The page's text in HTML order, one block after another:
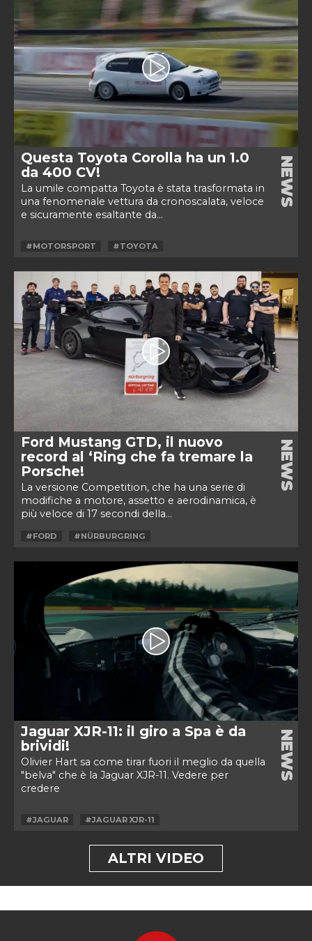
Questa Toyota Corolla ha un 1.0
da 400 CV!
La umile compatta Toyota è stata trasformata in
una fenomenale vettura da cronoscalata, veloce
e sicuramente esaltante da...
NEWS
#MOTORSPORT #TOYOTA
Ford Mustang GTD, il nuovo
record al ‘Ring che fa tremare la
Porsche!
La versione Competition, che ha una serie di
modifiche a motore, assetto e aerodinamica, è
più veloce di 17 secondi della...
NEWS
#FORD #NÜRBURGRING
Jaguar XJR-11: il giro a Spa è da
brividi!
Olivier Hart sa come tirar fuori il meglio da quella
"belva" che è la Jaguar XJR-11. Vedere per
credere
NEWS
#JAGUAR #JAGUAR XJR-11
ALTRI VIDEO